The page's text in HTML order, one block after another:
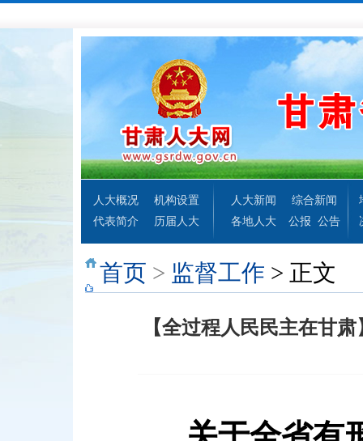
人大概况
机构设置
代表简介
历届人大
人大新闻
综合新闻
各地人大
公报 公告
首页 > 监督工作 > 正文
【全过程人民民主在甘